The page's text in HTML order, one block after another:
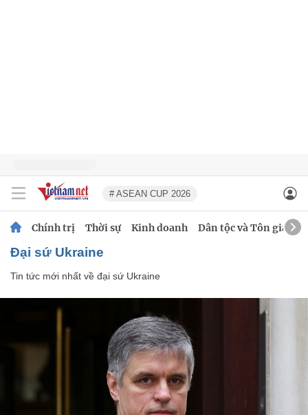
# ASEAN CUP 2026
Chính trị Thời sự Kinh doanh Dân tộc và Tôn giáo
đại sứ Ukraine
Tin tức mới nhất về đại sứ Ukraine